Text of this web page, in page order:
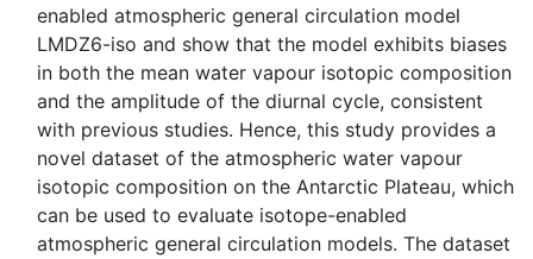
enabled atmospheric general circulation model
LMDZ6-iso and show that the model exhibits biases
in both the mean water vapour isotopic composition
and the amplitude of the diurnal cycle, consistent
with previous studies. Hence, this study provides a
novel dataset of the atmospheric water vapour
isotopic composition on the Antarctic Plateau, which
can be used to evaluate isotope-enabled
atmospheric general circulation models. The dataset